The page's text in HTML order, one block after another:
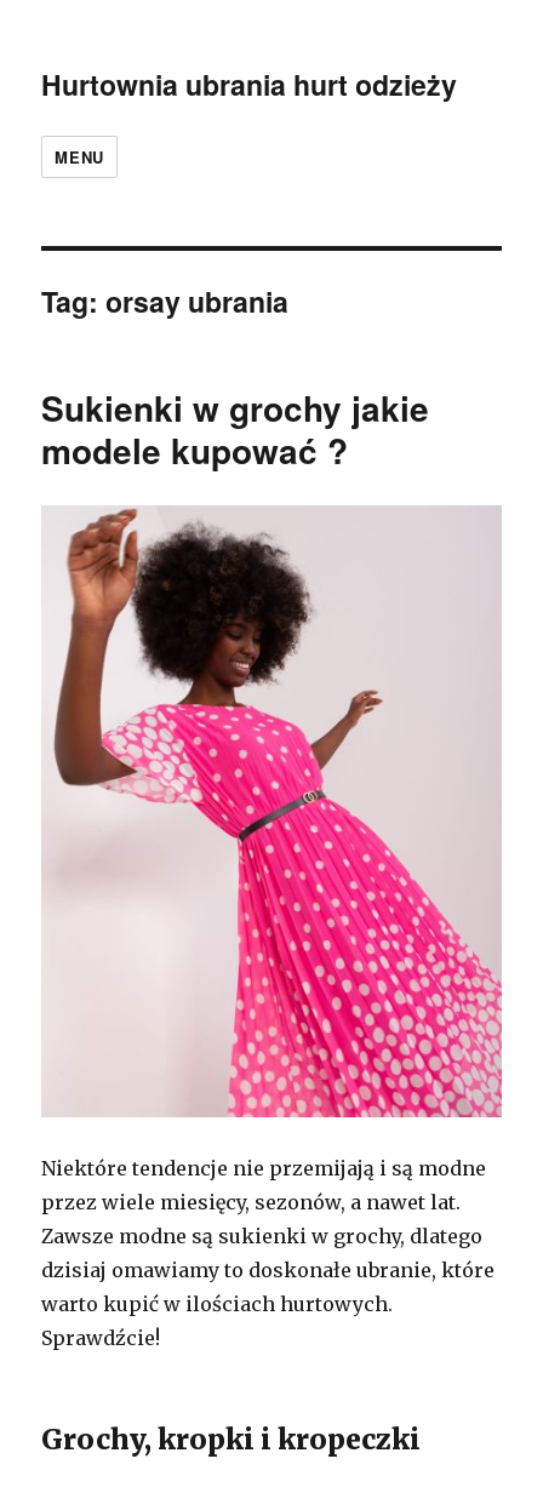
Hurtownia ubrania hurt odzieży
MENU
Tag:orsay ubrania
Sukienki w grochy jakie
modele kupować ?
Niektóre tendencje nie przemijają i są modne
przez wiele miesięcy, sezonów, a nawet lat.
Zawsze modne są sukienki w grochy, dlatego
dzisiaj omawiamy to doskonałe ubranie, które
warto kupić w ilościach hurtowych.
Sprawdźcie!
Grochy, kropki i kropeczki